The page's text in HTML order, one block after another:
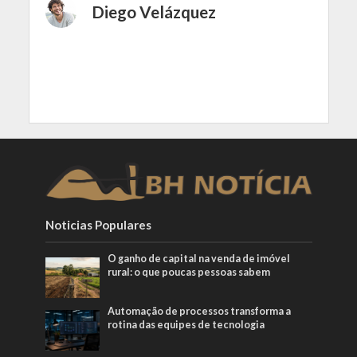
Diego Velázquez
Noticias Populares
O ganho de capital na venda de imóvel
rural: o que poucas pessoas sabem
Automação de processos transforma a
rotina das equipes de tecnologia